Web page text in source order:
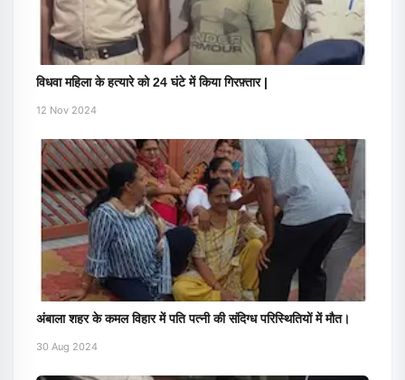
विधवा महिला के हत्यारे को 24 घंटे में किया गिरफ़्तार |
12 Nov 2024
अंबाला शहर के कमल विहार में पति पत्नी की संदिग्ध परिस्थितियों में मौत।
30 Aug 2024